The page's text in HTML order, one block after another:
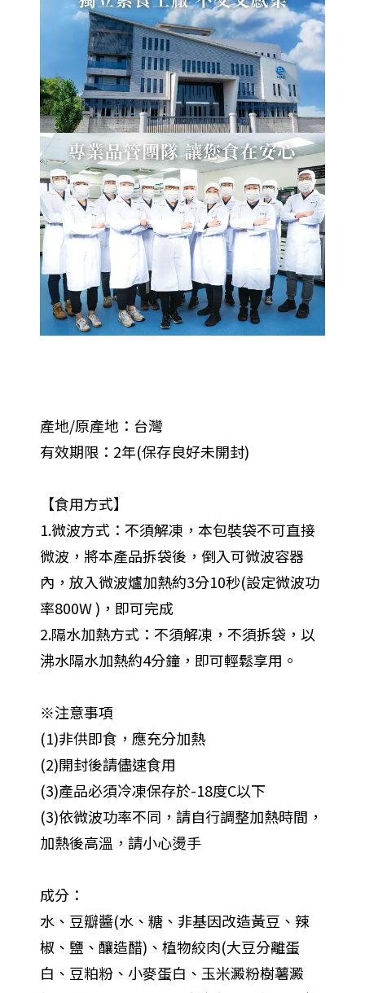
產地/原產地：台灣
有效期限：2年(保存良好未開封)
【食用方式】
1.微波方式：不須解凍，本包裝袋不可直接
微波，將本產品拆袋後，倒入可微波容器
內，放入微波爐加熱約3分10秒(設定微波功
率800W )，即可完成
2.隔水加熱方式：不須解凍，不須拆袋，以
沸水隔水加熱約4分鐘，即可輕鬆享用。
※注意事項
(1)非供即食，應充分加熱
(2)開封後請儘速食用
(3)產品必須冷凍保存於-18度C以下
(3)依微波功率不同，請自行調整加熱時間，
加熱後高溫，請小心燙手
成分：
水、豆瓣醬(水、糖、非基因改造黃豆、辣
椒、鹽、釀造醋)、植物絞肉(大豆分離蛋
白、豆粕粉、小麥蛋白、玉米澱粉樹薯澱